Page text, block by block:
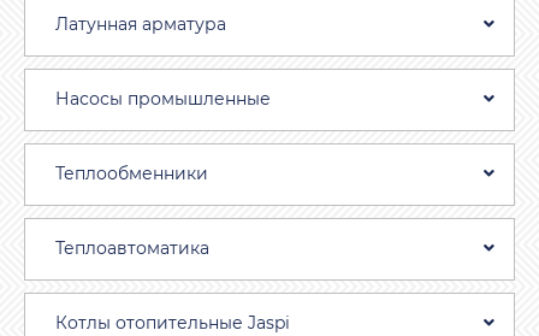
Латунная арматура
Насосы промышленные
Теплообменники
Теплоавтоматика
Котлы отопительные Jaspi